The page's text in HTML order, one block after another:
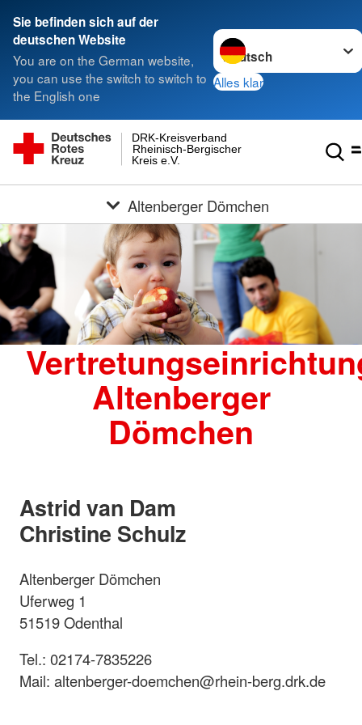
Sie befinden sich auf der
deutschen Website
You are on the German website,
you can use the switch to switch to
the English one
Sprache wechseln zu
Alles klar
Kreis e.V.
Rheinisch-Bergischer
DRK-Kreisverband
Altenberger Dömchen
Altenberger
Dömchen
Astrid van Dam
Christine Schulz
Altenberger Dömchen
Uferweg 1
51519 Odenthal
Tel.: 02174-7835226
Mail: altenberger-doemchen@rhein-berg.drk.de